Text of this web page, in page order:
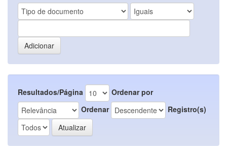
Resultados/Página
Ordenar por
Ordenar
Registro(s)